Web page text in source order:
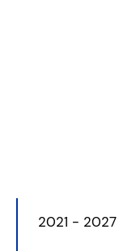
2021 - 2027